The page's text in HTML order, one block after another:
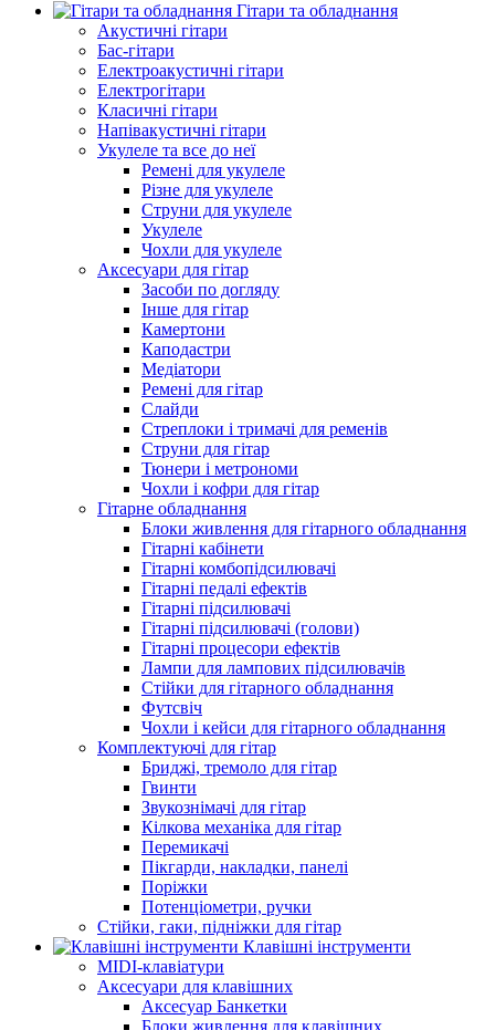
Гітари та обладнання
Акустичні гітари
Бас-гітари
Електроакустичні гітари
Електрогітари
Класичні гітари
Напівакустичні гітари
Укулеле та все до неї
Ремені для укулеле
Різне для укулеле
Струни для укулеле
Укулеле
Чохли для укулеле
Аксесуари для гітар
Засоби по догляду
Інше для гітар
Камертони
Каподастри
Медіатори
Ремені для гітар
Слайди
Стреплоки і тримачі для ременів
Струни для гітар
Тюнери і метрономи
Чохли і кофри для гітар
Гітарне обладнання
Блоки живлення для гітарного обладнання
Гітарні кабінети
Гітарні комбопідсилювачі
Гітарні педалі ефектів
Гітарні підсилювачі
Гітарні підсилювачі (голови)
Гітарні процесори ефектів
Лампи для лампових підсилювачів
Стійки для гітарного обладнання
Футсвіч
Чохли і кейси для гітарного обладнання
Комплектуючі для гітар
Бриджі, тремоло для гітар
Гвинти
Звукознімачі для гітар
Кілкова механіка для гітар
Перемикачі
Пікгарди, накладки, панелі
Поріжки
Потенціометри, ручки
Стійки, гаки, підніжки для гітар
Клавішні інструменти
MIDI-клавіатури
Аксесуари для клавішних
Аксесуар Банкетки
Блоки живлення для клавішних